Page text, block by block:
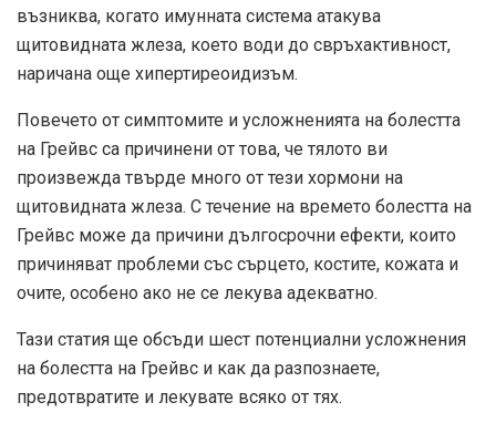
възниква, когато имунната система атакува
щитовидната жлеза, което води до свръхактивност,
наричана още хипертиреоидизъм.
Повечето от симптомите и усложненията на болестта
на Грейвс са причинени от това, че тялото ви
произвежда твърде много от тези хормони на
щитовидната жлеза. С течение на времето болестта на
Грейвс може да причини дългосрочни ефекти, които
причиняват проблеми със сърцето, костите, кожата и
очите, особено ако не се лекува адекватно.
Тази статия ще обсъди шест потенциални усложнения
на болестта на Грейвс и как да разпознаете,
предотвратите и лекувате всяко от тях.